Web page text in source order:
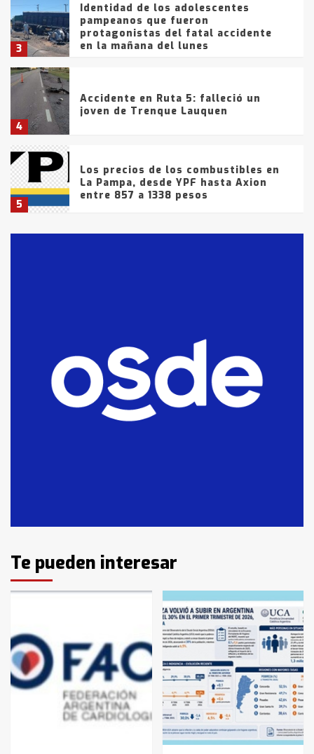
3
Identidad de los adolescentes
pampeanos que fueron
protagonistas del fatal accidente
en la mañana del lunes
4
Accidente en Ruta 5: falleció un
joven de Trenque Lauquen
5
Los precios de los combustibles en
La Pampa, desde YPF hasta Axion
entre 857 a 1338 pesos
fueron detenidos por
comercialización de drogas en la
tarde del sábado
T.Lauquen: se vendió el edificio de
lo que fue la planta Industrial del
3
Identidad de los adolescentes
pampeanos que fueron
en la mañana del lunes
4
Accidente en Ruta 5: falleció un
joven de Trenque Lauquen
Los precios de los combustibles en
La Pampa, desde YPF hasta Axion
entre 857 a 1338 pesos
Te pueden interesar